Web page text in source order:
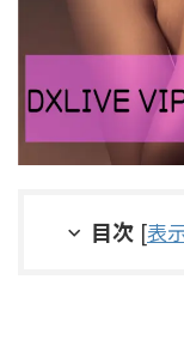
目次 [表